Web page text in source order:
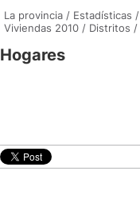
La provincia / Estadísticas /
Viviendas 2010 / Distritos /
Hogares